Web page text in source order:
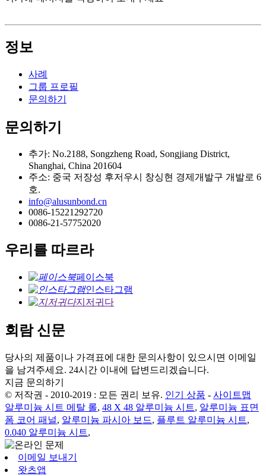
정보
사례
그룹 프로필
문의하기
문의하기
추가: No.2188, Songzheng Road, Songjiang District,
Shanghai, China 201604
주소: 중국 저장성 후저우시 창싱현 경제개발구 개발로 6
호.
info@alusunbond.cn
0086-15221292720
0086-21-57752020
우리를 따르라
페이스북
인스타그램
지저귀다
회람 신문
당사의 제품이나 가격표에 대한 문의사항이 있으시면 이메일
을 남겨주세요. 24시간 이내에 답변드리겠습니다.
지금 문의하기
© 저작권 - 2010-2019 : 모든 권리 보유. 인기 상품 - 사이트맵
알루미늄 시트 메탈 롤, 48 X 48 알루미늄 시트, 알루미늄 표면
폼 코어 패널, 알루미늄 파시아 보드, 플루트 알루미늄 시트,
0.040 알루미늄 시트,
이메일 보내기
왓츠앱